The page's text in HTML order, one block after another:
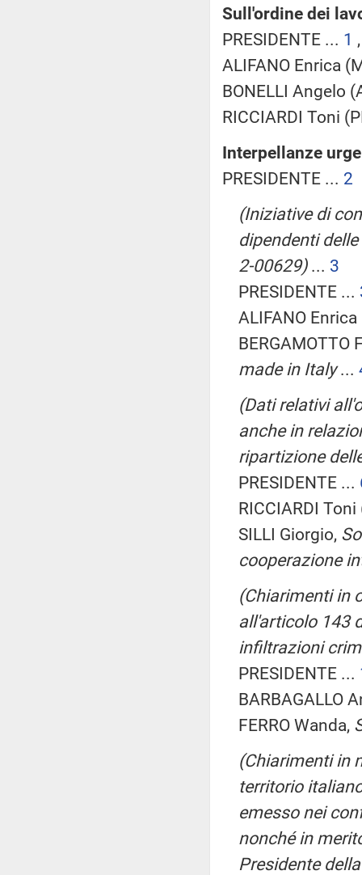
Sull'ordine dei
PRESIDENTE ... 1
ALIFANO Enrica
BONELLI Angelo
RICCIARDI Toni
Interpellanze
PRESIDENTE ... 2
(Iniziative di
dipendenti
2-00629)... 3
PRESIDENTE ...
ALIFANO
BERGAMOTTO
made in Italy...
(Dati relativi
anche in
ripartizione
PRESIDENTE ...
RICCIARDI
SILLI Giorgio,
cooperazione
(Chiarimenti in
all'articolo 143
infiltrazioni
PRESIDENTE ...
BARBAGALLO
FERRO Wanda,
(Chiarimenti in
territorio
emesso nei
nonché in
Presidente